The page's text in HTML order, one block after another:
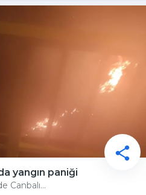
yangın paniği
Canbalı...